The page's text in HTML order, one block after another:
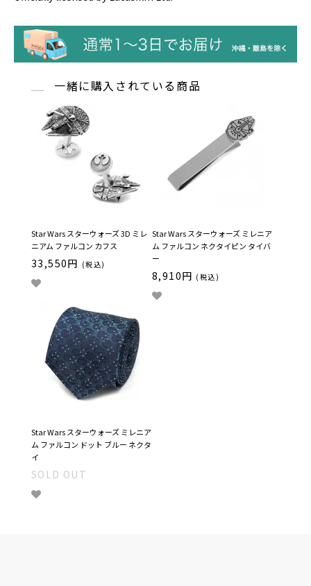
一緒に購入されている商品
Star Wars スターウォーズ 3D ミレ
ニアム ファルコン カフス
33,550円 (税込)
Star Wars スターウォーズ ミレニア
ム ファルコン ネクタイピン タイバ
ー
8,910円 (税込)
Star Wars スターウォーズ ミレニア
ム ファルコン ドット ブルー ネクタ
イ
SOLD OUT